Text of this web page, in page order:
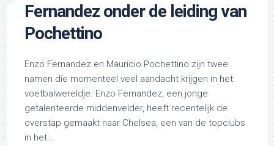
Fernandez onder de leiding van
Pochettino
Enzo Fernandez en Mauricio Pochettino zijn twee
namen die momenteel veel aandacht krijgen in het
voetbalwereldje. Enzo Fernandez, een jonge
getalenteerde middenvelder, heeft recentelijk de
overstap gemaakt naar Chelsea, een van de topclubs
in het...